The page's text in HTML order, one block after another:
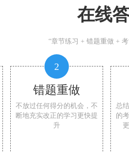
在线
“章节练习 + 错题重做 +
2
错题重做
不放过任何得分的机会，不
断地充实改正的学习更快提
升
总
的